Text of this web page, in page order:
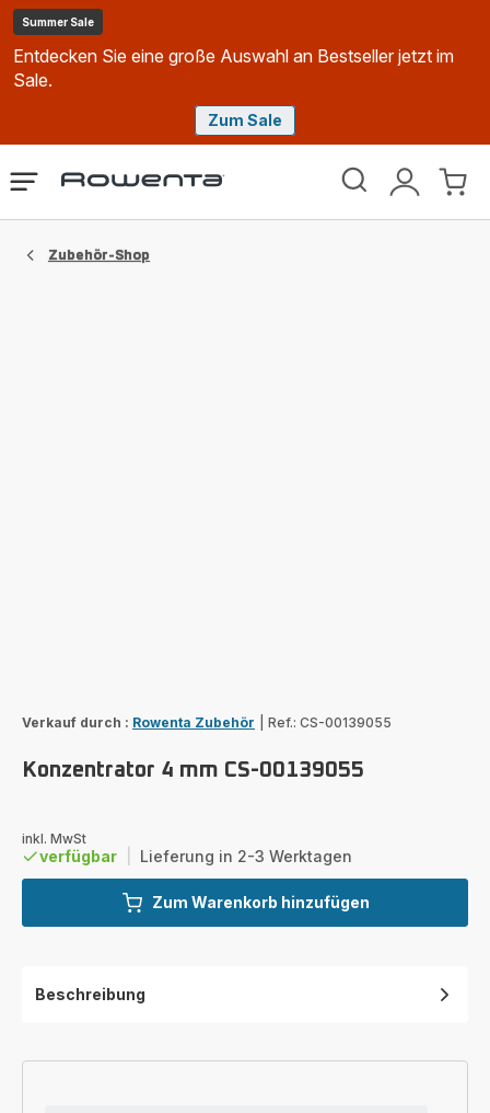
Summer Sale
Entdecken Sie eine große Auswahl an Bestseller jetzt im
Sale.
Zum Sale
Rowenta
Mein
Mein
Das
Zubehör-Shop
Verkauf durch : Rowenta Zubehör Ref.: CS-00139055
Konzentrator 4 mm CS-00139055
inkl. MwSt
verfügbar Lieferung in 2-3 Werktagen
Zum Warenkorb hinzufügen
Beschreibung